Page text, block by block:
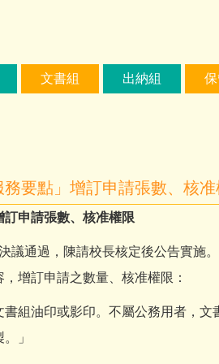
文書組 出納組
要點」增訂申請張數、核准
訂申請張數、核准權限
通過，陳請校長核定後公告實施。
增訂申請之數量、核准權限：
組油印或影印。 不屬公務用者，文
」